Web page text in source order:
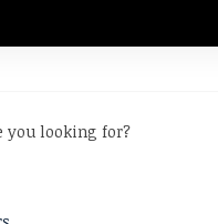
you looking for?